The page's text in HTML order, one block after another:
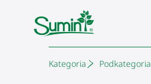
Kategoria Podkategoria